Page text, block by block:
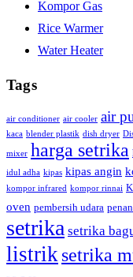
Kompor Gas
Rice Warmer
Water Heater
Tags
air conditioner air cooler air
kaca blender plastik dish dryer
mixer harga setrika
idul adha kipas kipas angin
kompor infrared kompor rinnai
oven pembersih udara
setrika setrika
listriksetrika